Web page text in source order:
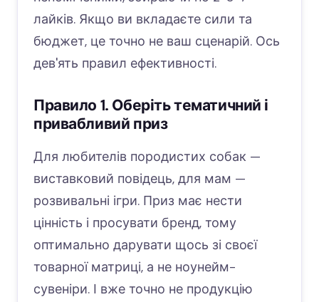
лайків. Якщо ви вкладаєте сили та
бюджет, це точно не ваш сценарій. Ось
дев'ять правил ефективності.
Правило 1. Оберіть тематичний і
привабливий приз
Для любителів породистих собак —
виставковий повідець, для мам —
розвивальні ігри. Приз має нести
цінність і просувати бренд, тому
оптимально дарувати щось зі своєї
товарної матриці, а не ноунейм-
сувеніри. І вже точно не продукцію